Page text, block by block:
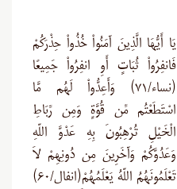
يَا أَيُّهَا الَّذِينَ آمَنُواْ خُذُواْ حِذْرَكُمْ
فَانفِرُواْ ثُبَاتٍ أَوِ انفِرُواْ جَمِيعًا
(نساء/۷۱) وَأَعِدُّواْ لَهُم مَّا
اسْتَطَعْتُم مِّن قُوَّةٍ وَمِن رِّبَاطِ
الْخَيْلِ تُرْهِبُونَ بِهِ عَدْوَّ اللّهِ
وَعَدُوَّكُمْ وَآخَرِينَ مِن دُونِهِمْ لاَ
تَعْلَمُونَهُمُ اللّهُ يَعْلَمُهُمْ(انفال/۶۰)